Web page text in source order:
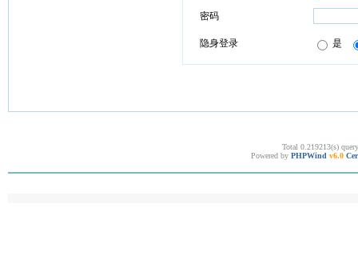
密码
隐身登录 是
Total 0.219213(s)
Powered by PHPWind v6.0